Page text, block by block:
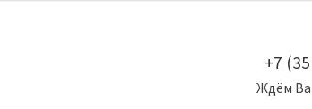
+7
Ждём